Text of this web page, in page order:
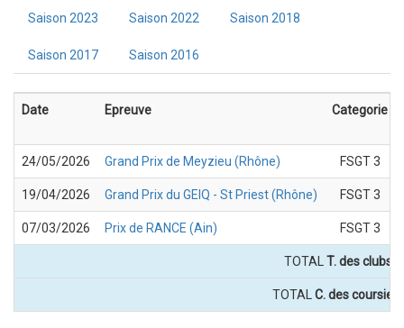
Saison 2023 Saison 2022 Saison 2018
Saison 2017 Saison 2016
Date Epreuve Categorie
24/05/2026 Grand Prix de Meyzieu (Rhône) FSGT 3
19/04/2026 Grand Prix du GEIQ - St Priest (Rhône) FSGT 3
07/03/2026 Prix de RANCE (Ain) FSGT 3
TOTAL T. des clubs :
TOTAL C. des